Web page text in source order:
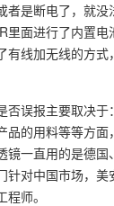
者是断电了，就
里面进行了内置
有线加无线的方
否误报主要取决
品的用料等等方
一直用的是德国
针对中国市场，
师。